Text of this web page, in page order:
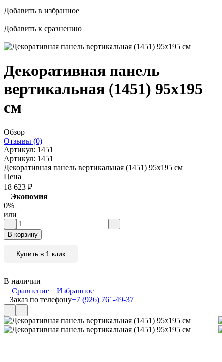
Добавить в избранное
Добавить к сравнению
Декоративная панель
вертикальная (1451) 95x195
см
Обзор
Отзывы (0)
Артикул: 1451
Артикул: 1451
Декоративная панель вертикальная (1451) 95x195 см
Цена
18 623 ₽
Экономия
0%
или
В корзину
Купить в 1 клик
В наличии
Сравнение
Избранное
Заказ по телефону+7 (926) 761-49-37